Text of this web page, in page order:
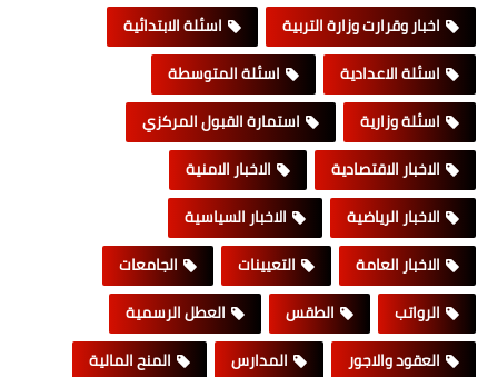
اخبار وقرارت وزارة التربية
اسئلة الابتدائية
اسئلة الاعدادية
اسئلة المتوسطة
اسئلة وزارية
استمارة القبول المركزي
الاخبار الاقتصادية
الاخبار الامنية
الاخبار الرياضية
الاخبار السياسية
الاخبار العامة
التعيينات
الجامعات
الرواتب
الطقس
العطل الرسمية
العقود والاجور
المدارس
المنح المالية